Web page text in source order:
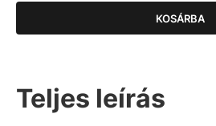
KOSÁRBA
Teljes leírás